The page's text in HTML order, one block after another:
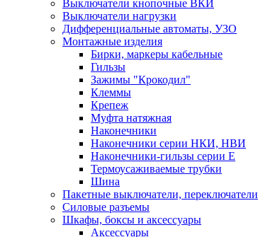
Выключатели кнопочные ВКИ
Выключатели нагрузки
Дифференциальные автоматы, УЗО
Монтажные изделия
Бирки, маркеры кабельные
Гильзы
Зажимы "Крокодил"
Клеммы
Крепеж
Муфта натяжная
Наконечники
Наконечники серии НКИ, НВИ
Наконечники-гильзы серии Е
Термоусаживаемые трубки
Шина
Пакетные выключатели, переключатели
Силовые разъемы
Шкафы, боксы и аксессуары
Аксессуары